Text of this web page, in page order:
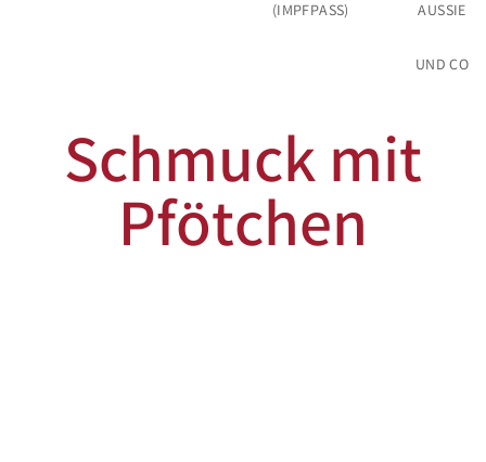
(IMPFPASS) AUSSIE
UND CO
Schmuck mit
Pfötchen